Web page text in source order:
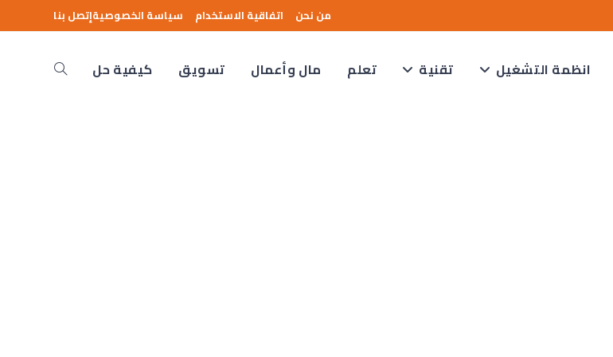
من نحن اتفاقية الاستخدام سياسة الخصوصيةإتصل بنا
انظمة التشغيل تقنية تعلم مال وأعمال تسويق كيفية حل Toggle